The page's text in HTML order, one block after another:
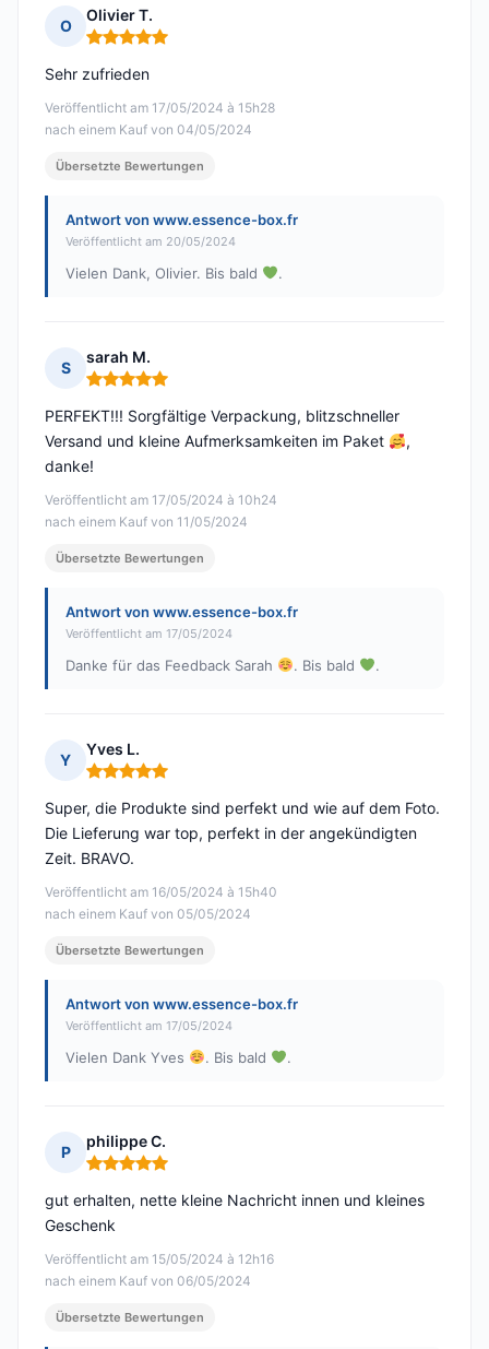
O
Olivier T.
Hinweis: 5 von 5
Veröffentlicht am 17/05/2024 à 15h28
nach einem Kauf von 04/05/2024
Sehr zufrieden
Übersetzte Bewertungen
Antwort von www.essence-box.fr
Veröffentlicht am 20/05/2024
Vielen Dank, Olivier. Bis bald .
S
sarah M.
Hinweis: 5 von 5
Veröffentlicht am 17/05/2024 à 10h24
nach einem Kauf von 11/05/2024
PERFEKT!!! Sorgfältige Verpackung, blitzschneller
Versand und kleine Aufmerksamkeiten im Paket
,
danke!
Übersetzte Bewertungen
Antwort von www.essence-box.fr
Veröffentlicht am 17/05/2024
Danke für das Feedback Sarah . Bis bald .
Y
Yves L.
Hinweis: 5 von 5
Veröffentlicht am 16/05/2024 à 15h40
nach einem Kauf von 05/05/2024
Super, die Produkte sind perfekt und wie auf dem Foto.
Die Lieferung war top, perfekt in der angekündigten
Zeit. BRAVO.
Übersetzte Bewertungen
Antwort von www.essence-box.fr
Veröffentlicht am 17/05/2024
Vielen Dank Yves . Bis bald .
P
philippe C.
Hinweis: 5 von 5
Veröffentlicht am 15/05/2024 à 12h16
nach einem Kauf von 06/05/2024
gut erhalten, nette kleine Nachricht innen und kleines
Geschenk
Übersetzte Bewertungen